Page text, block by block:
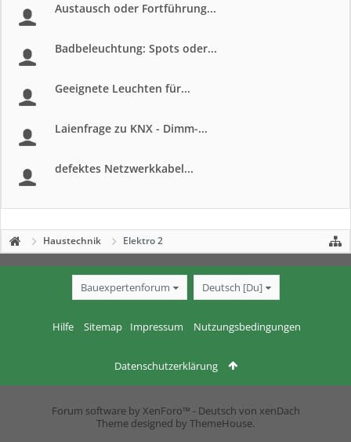
Austausch oder Fortführung...
Badbeleuchtung: Spots oder...
Geeignete Leuchten für...
Laienfrage zu KNX - Dimm-...
defektes Netzwerkkabel...
Haustechnik Elektro 2
Bauexpertenforum Deutsch [Du]
Hilfe Sitemap Impressum Nutzungsbedingungen
Datenschutzerklärung
Forum software by XenForo™ - Deutsch von xenDach
Theme designed by ThemeHouse.